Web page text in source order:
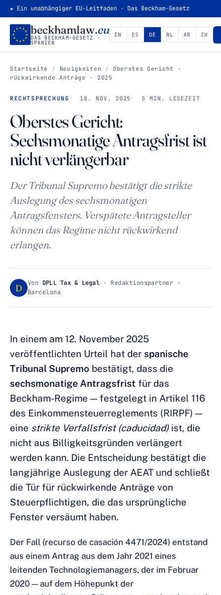
★ Ein unabhängiger EU-Leitfaden · Das Beckham-Gesetz
beckhamlaw.eu
DAS BECKHAM-GESETZ ·
SPANIEN
EN ES DE NL AR ZH
Startseite / Neuigkeiten /
Oberstes Gericht ·
rückwirkende Anträge · 2025
RECHTSPRECHUNG 18. NOV. 2025 5 MIN. LESEZEIT
Oberstes Gericht:
Sechsmonatige Antragsfrist ist
nicht verlängerbar
Der Tribunal Supremo bestätigt die strikte
Auslegung des sechsmonatigen
Antragsfensters. Verspätete Antragsteller
können das Regime nicht rückwirkend
erlangen.
D Von DPLL Tax & Legal· Redaktionspartner ·
Barcelona
In einem am 12. November 2025
veröffentlichten Urteil hat der spanische
Tribunal Supremo bestätigt, dass die
sechsmonatige Antragsfrist für das
Beckham-Regime — festgelegt in Artikel 116
des Einkommensteuerreglements (RIRPF) —
eine strikte Verfallsfrist (caducidad)ist, die
nicht aus Billigkeitsgründen verlängert
werden kann. Die Entscheidung bestätigt die
langjährige Auslegung der AEAT und schließt
die Tür für rückwirkende Anträge von
Steuerpflichtigen, die das ursprüngliche
Fenster versäumt haben.
Der Fall (recurso de casación 4471/2024) entstand
aus einem Antrag aus dem Jahr 2021 eines
leitenden Technologiemanagers, der im Februar
2020 — auf dem Höhepunkt der